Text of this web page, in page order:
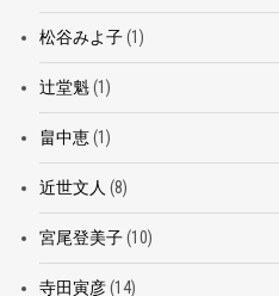
松谷みよ子(1)
辻堂魁(1)
畠中恵(1)
近世文人 (8)
宮尾登美子(10)
寺田寅彦(14)